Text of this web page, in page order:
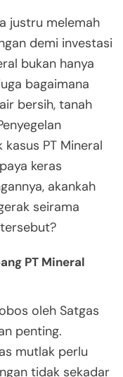
justru melemah
demi investasi
bukan hanya
bagaimana
bersih, tanah
PT Mineral
keras
akankah
seirama
PT Mineral
oleh Satgas
penting.
mutlak perlu
tidak sekadar